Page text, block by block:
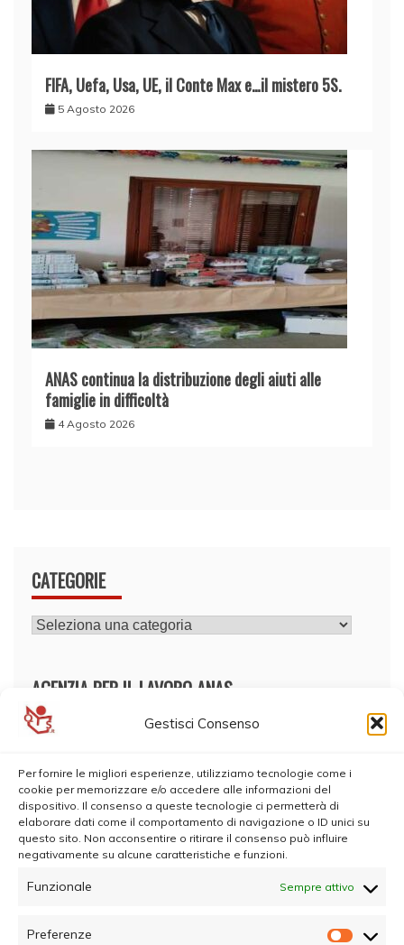
Gestisci Consenso
Per fornire le migliori esperienze, utilizziamo tecnologie come i
cookie per memorizzare e/o accedere alle informazioni del
dispositivo. Il consenso a queste tecnologie ci permetterà di
elaborare dati come il comportamento di navigazione o ID unici su
questo sito. Non acconsentire o ritirare il consenso può influire
negativamente su alcune caratteristiche e funzioni.
Funzionale Sempre attivo
Preferenze
FIFA, Uefa, Usa, UE, il Conte Max e…il mistero 5S.
5 Agosto 2026
ANAS continua la distribuzione degli aiuti alle
famiglie in difficoltà
4 Agosto 2026
CATEGORIE
CATEGORIE
AGENZIA PER IL LAVORO ANAS